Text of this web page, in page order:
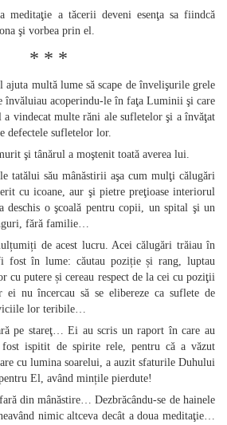
meditaţie a tăcerii deveni esenţa sa fiindcă
şi vorbea prin el.
* * *
multă lume să scape de învelişurile grele
învăluiau acoperindu‑le în faţa Luminii şi care
vindecat multe răni ale sufletelor şi a învăţat
defectele sufletelor lor.
şi tânărul a moştenit toată averea lui.
tatălui său mânăstirii aşa cum mulţi călugări
cu icoane, aur şi pietre preţioase interiorul
o şcoală pentru copii, un spital şi un
fără familie…
de acest lucru. Acei călugări trăiau în
fost în lume: căutau poziție și rang, luptau
cu putere și cereau respect de la cei cu poziţii
nu încercau să se elibereze ca suflete de
viciile lor teribile…
pe stareţ… Ei au scris un raport în care au
ispitit de spirite rele, pentru că a văzut
cu lumina soarelui, a auzit sfaturile Duhului
El, având mințile pierdute!
din mânăstire… Dezbrăcându‑se de hainele
nimic altceva decât a doua meditaţie…